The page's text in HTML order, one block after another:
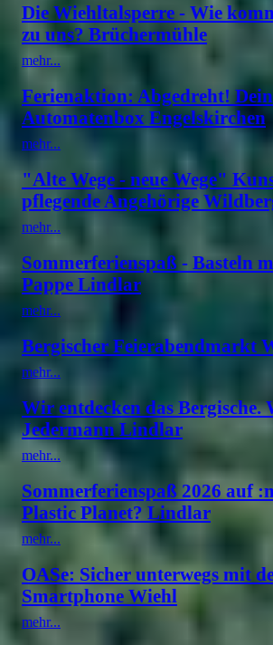
Die Wiehltalsperre - Wie
zu uns? Brüchermühle
mehr...
Ferienaktion: Abgedreht!
Automatenbox Engelskirchen
mehr...
"Alte Wege - neue Wege"
pflegende Angehörige
mehr...
Sommerferienspaß - Basteln
Pappe Lindlar
mehr...
Bergischer Feierabendmarkt
mehr...
Wir entdecken das Bergische.
Jedermann Lindlar
mehr...
Sommerferienspaß 2026 auf
Plastic Planet? Lindlar
mehr...
OASe: Sicher unterwegs mit
Smartphone Wiehl
mehr...